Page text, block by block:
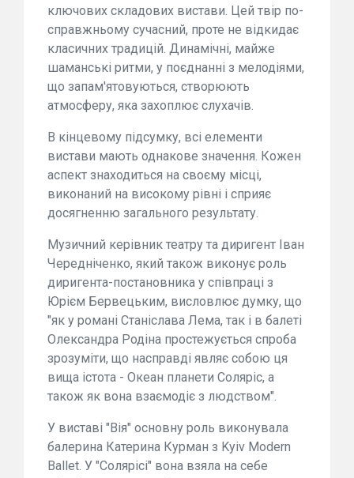
ключових складових вистави. Цей твір по-
справжньому сучасний, проте не відкидає
класичних традицій. Динамічні, майже
шаманські ритми, у поєднанні з мелодіями,
що запам'ятовуються, створюють
атмосферу, яка захоплює слухачів.
В кінцевому підсумку, всі елементи
вистави мають однакове значення. Кожен
аспект знаходиться на своєму місці,
виконаний на високому рівні і сприяє
досягненню загального результату.
Музичний керівник театру та диригент Іван
Чередніченко, який також виконує роль
диригента-постановника у співпраці з
Юрієм Бервецьким, висловлює думку, що
"як у романі Станіслава Лема, так і в балеті
Олександра Родіна простежується спроба
зрозуміти, що насправді являє собою ця
вища істота - Океан планети Соляріс, а
також як вона взаємодіє з людством".
У виставі "Вія" основну роль виконувала
балерина Катерина Курман з Kyiv Modern
Ballet. У "Солярісі" вона взяла на себе